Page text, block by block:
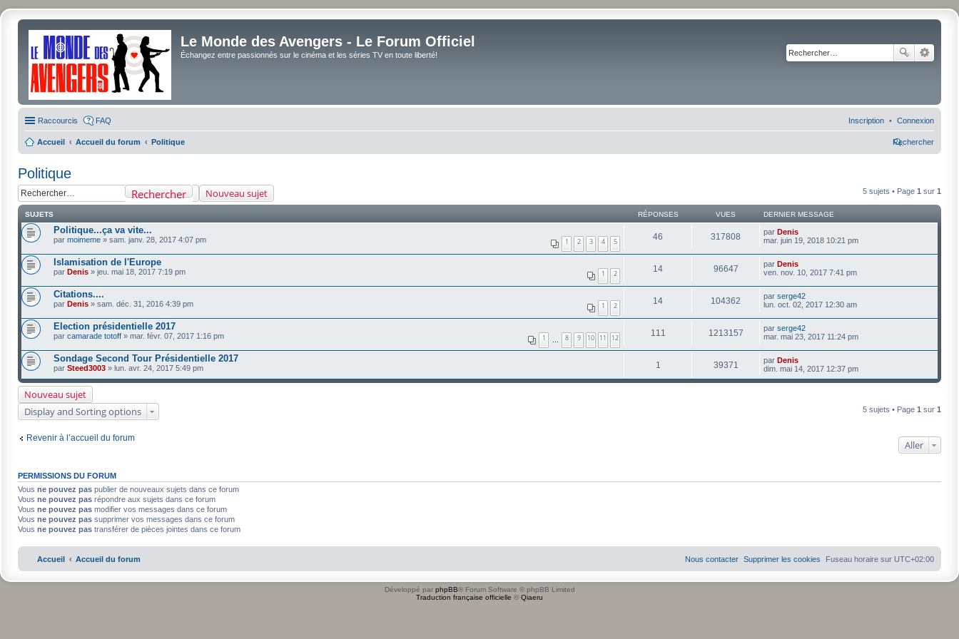
Le Monde des Avengers - Le Forum Officiel
Échangez entre passionnés sur le cinéma et les séries TV en toute liberté!
Raccourcis FAQ Connexion
Inscription
Accueil Accueil du forum Politique Rechercher
Politique
Nouveau sujet
Rechercher 5 sujets • Page 1 sur 1
SUJETS RÉPONSES VUES DERNIER MESSAGE
Politique...ça va vite...
par moimeme » sam. janv. 28, 2017 4:07 pm 1 2 3 4 5 46 317808 par Denis
mar. juin 19, 2018 10:21 pm
Islamisation de l'Europe
par Denis » jeu. mai 18, 2017 7:19 pm 1 2 14 96647 par Denis
ven. nov. 10, 2017 7:41 pm
Citations....
par Denis » sam. déc. 31, 2016 4:39 pm 1 2 14 104362 par serge42
lun. oct. 02, 2017 12:30 am
Election présidentielle 2017
par camarade totoff » mar. févr. 07, 2017 1:16 pm 1 … 8 9 10 11 12 111 1213157 par serge42
mar. mai 23, 2017 11:24 pm
Sondage Second Tour Présidentielle 2017
par Steed3003 » lun. avr. 24, 2017 5:49 pm 1 39371 par Denis
dim. mai 14, 2017 12:37 pm
Nouveau sujet
Display and Sorting options
5 sujets • Page 1 sur 1
Revenir à l’accueil du forum
Aller
PERMISSIONS DU FORUM
Vous ne pouvez pas publier de nouveaux sujets dans ce forum
Vous ne pouvez pas répondre aux sujets dans ce forum
Vous ne pouvez pas modifier vos messages dans ce forum
Vous ne pouvez pas supprimer vos messages dans ce forum
Vous ne pouvez pas transférer de pièces jointes dans ce forum
Accueil Accueil du forum Fuseau horaire sur UTC+02:00
Supprimer les cookies
Nous contacter
Développé par phpBB® Forum Software © phpBB Limited
Traduction française officielle © Qiaeru